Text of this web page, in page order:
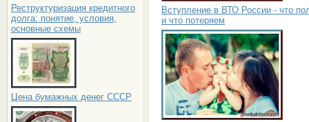
Реструктуризация кредитного
долга: понятие, условия,
основные схемы
Цена бумажных денег СССР
Вступление в ВТО России - что
и что потеряем